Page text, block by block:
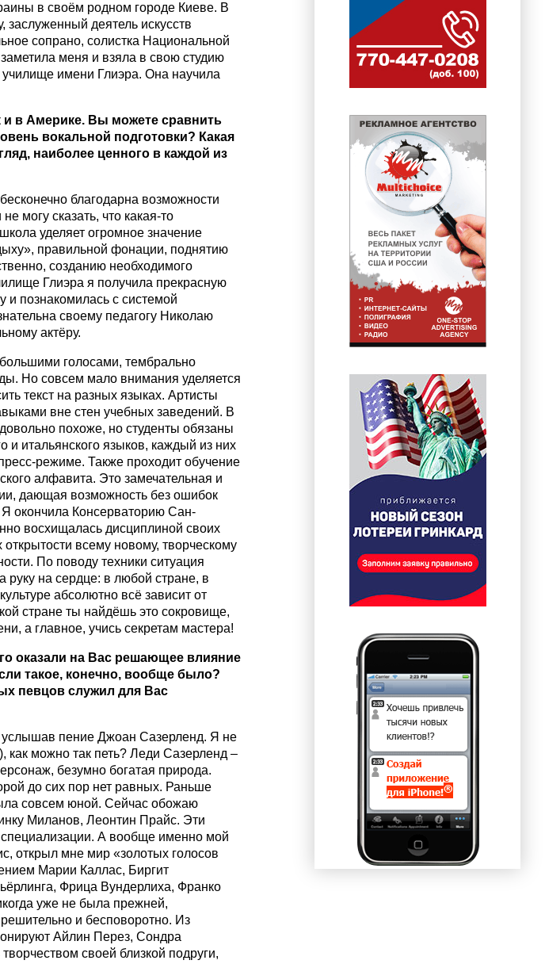
в своём родном городе Киеве. В
заслуженный деятель искусств
сопрано, солистка Национальной
меня и взяла в свою студию
имени Глиэра. Она научила
и в Америке. Вы можете сравнить
вокальной подготовки? Какая
наиболее ценного в каждой из
благодарна возможности
могу сказать, что какая-то
уделяет огромное значение
правильной фонации, поднятию
созданию необходимого
Глиэра я получила прекрасную
и познакомилась с системой
своему педагогу Николаю
актёру.
голосами, тембрально
Но совсем мало внимания уделяется
текст на разных языках. Артисты
вне стен учебных заведений. В
похоже, но студенты обязаны
и итальянского языков, каждый из них
режиме. Также проходит обучение
алфавита. Это замечательная и
дающая возможность без ошибок
Я окончила Консерваторию Сан-
восхищалась дисциплиной своих
всему новому, творческому
По поводу техники ситуация
руку на сердце: в любой стране, в
абсолютно всё зависит от
стране ты найдёшь это сокровище,
а главное, учись секретам мастера!
оказали на Вас решающее влияние
такое, конечно, вообще было?
певцов служил для Вас
пение Джоан Сазерленд. Я не
можно так петь? Леди Сазерленд –
безумно богатая природа.
до сих пор нет равных. Раньше
совсем юной. Сейчас обожаю
Миланов, Леонтин Прайс. Эти
А вообще именно мой
открыл мне мир «золотых голосов
Марии Каллас, Биргит
Фрица Вундерлиха, Франко
уже не была прежней,
и бесповоротно. Из
Айлин Перез, Сондра
своей близкой подруги,